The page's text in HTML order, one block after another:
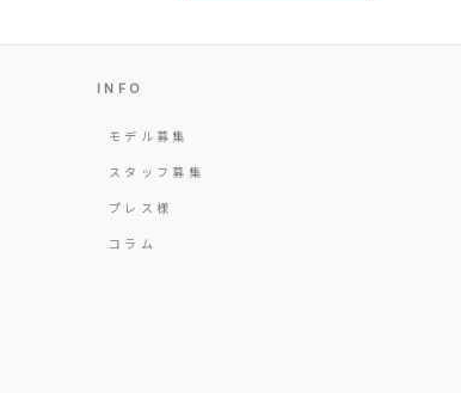
INFO
モデル募集
スタッフ募集
プレス様
コラム